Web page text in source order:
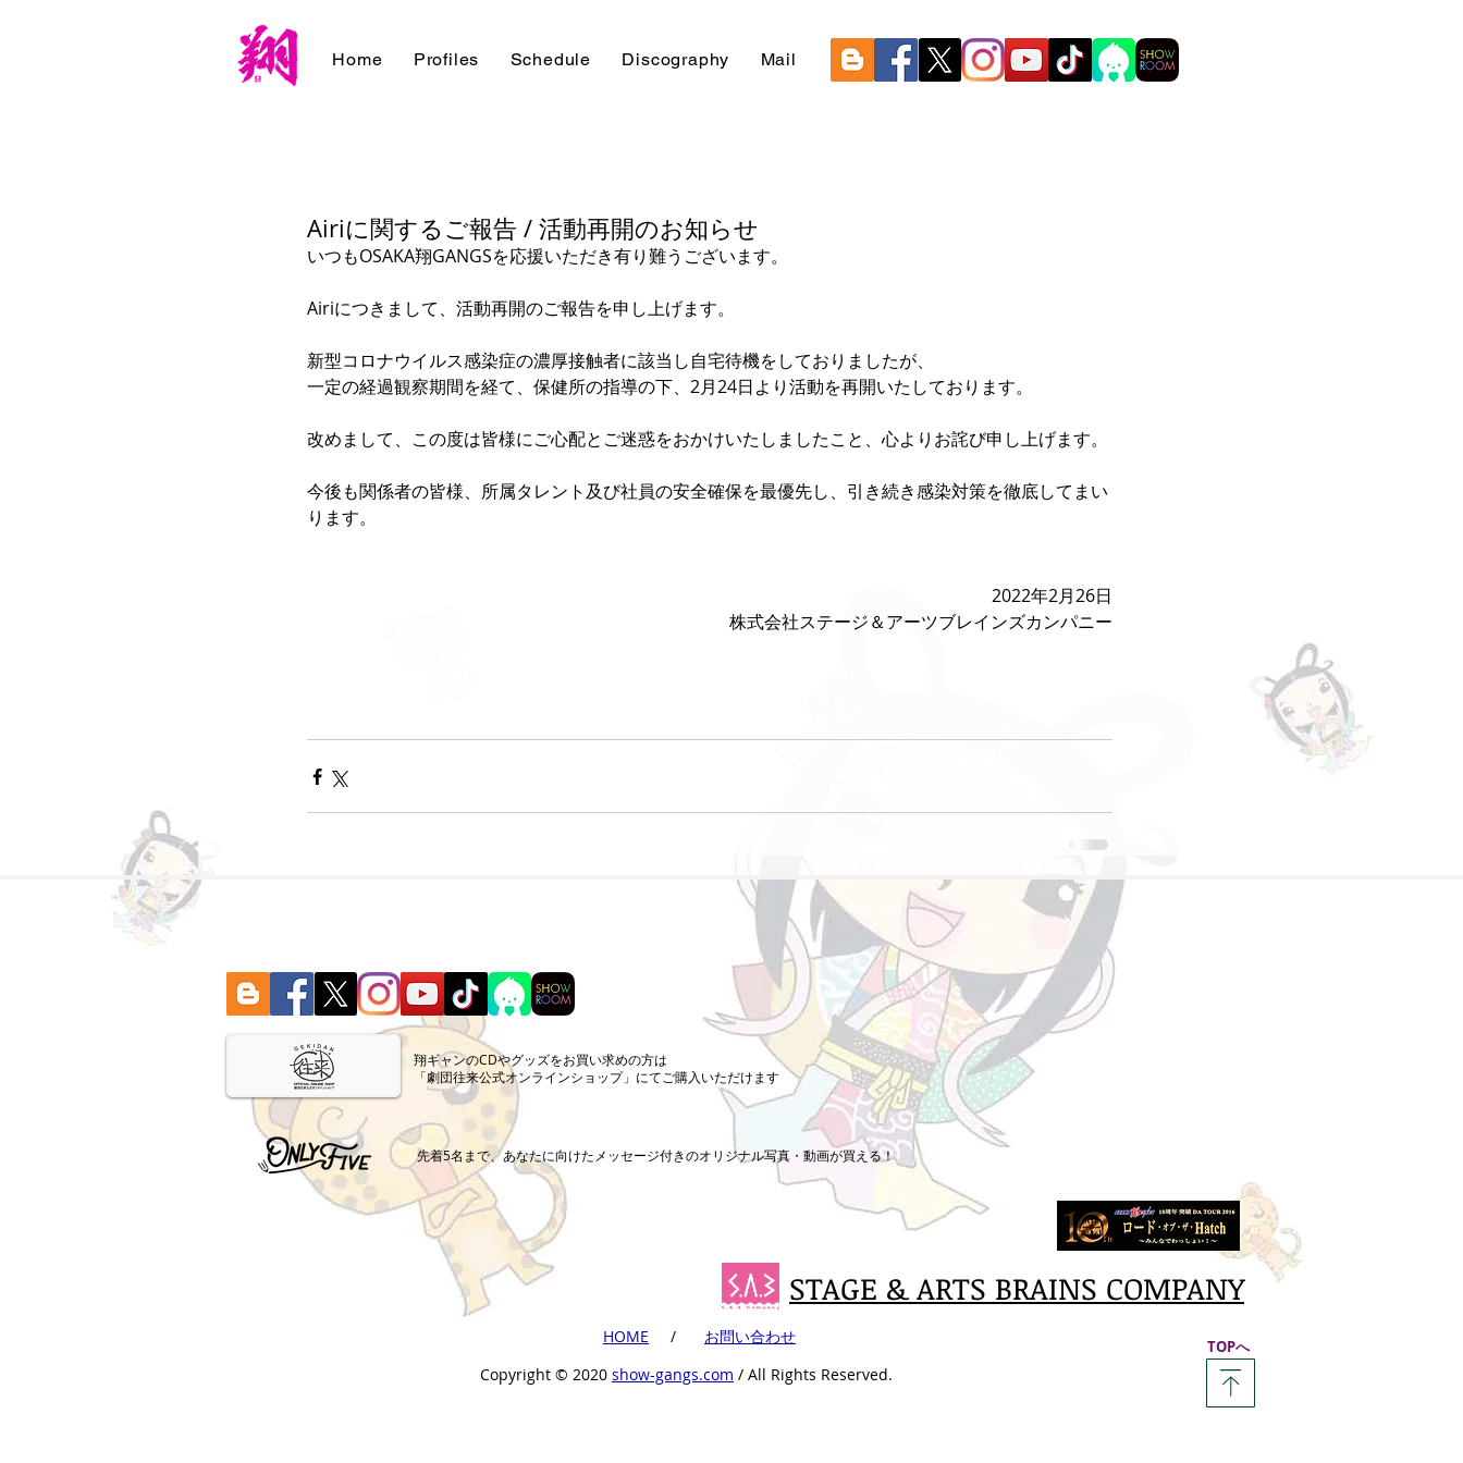
Home Profiles Schedule Discography Mail
Airiに関するご報告 / 活動再開のお知らせ
いつもOSAKA翔GANGSを応援いただき有り難うございます。
Airiにつきまして、活動再開のご報告を申し上げます。
新型コロナウイルス感染症の濃厚接触者に該当し自宅待機をしておりましたが、
一定の経過観察期間を経て、保健所の指導の下、2月24日より活動を再開いたしております。
改めまして、この度は皆様にご心配とご迷惑をおかけいたしましたこと、心よりお詫び申し上げます。
今後も関係者の皆様、所属タレント及び社員の安全確保を最優先し、引き続き感染対策を徹底してまい
ります。
2022年2月26日
株式会社ステージ＆アーツブレインズカンパニー
​翔ギャンのCDやグッズをお買い求めの方は
「劇団往来公式オンラインショップ」にてご購入いただけます
​先着5名まで、あなたに向けたメッセージ付きのオリジナル写真・動画が買える！
STAGE & ARTS BRAINS COMPANY
​HOME ​ /
​お問い合わせ
Copyright ©︎ 2020 show-gangs.com / All Rights Reserved.
​TOPへ